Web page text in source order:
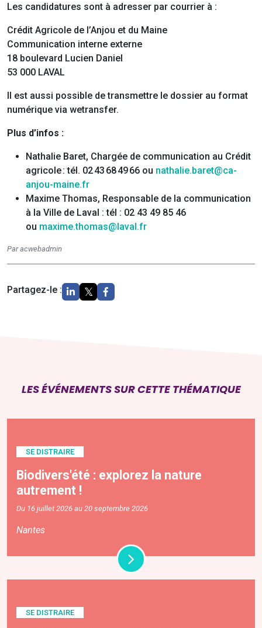
Les candidatures sont à adresser par courrier à :
Crédit Agricole de l’Anjou et du Maine
Communication interne externe
18 boulevard Lucien Daniel
53 000 LAVAL
Il est aussi possible de transmettre le dossier au format
numérique via wetransfer.
Plus d’infos :
Nathalie Baret, Chargée de communication au Crédit
agricole : tél. 02 43 68 49 66 ou nathalie.baret@ca-
anjou-maine.fr
Maxime Thomas, Responsable de la communication
à la Ville de Laval : tél : 02 43 49 85 46
ou maxime.thomas@laval.fr
Par acwebadmin
Partagez-le :
LES ÉVÉNEMENTS SUR CETTE THÉMATIQUE
SE DISTRAIRE
Biodivers'été : explorez la nature
autrement !
Du 16 juillet 2026 au 20 septembre 2026
Nantes
SE DISTRAIRE